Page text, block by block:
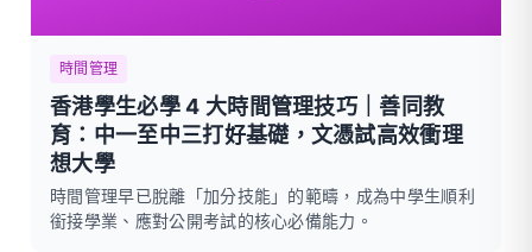
時間管理
香港學生必學 4 大時間管理技巧｜善同教
育：中一至中三打好基礎，文憑試高效衝理
想大學
時間管理早已脫離「加分技能」的範疇，成為中學生順利
銜接學業、應對公開考試的核心必備能力。